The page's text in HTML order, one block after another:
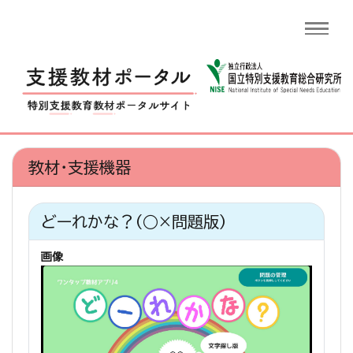
教材・支援機器
どーれかな？（○×問題版）
画像